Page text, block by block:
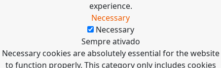
experience.
Necessary
Necessary
Sempre ativado
Necessary cookies are absolutely essential for the website
to function properly. This category only includes cookies